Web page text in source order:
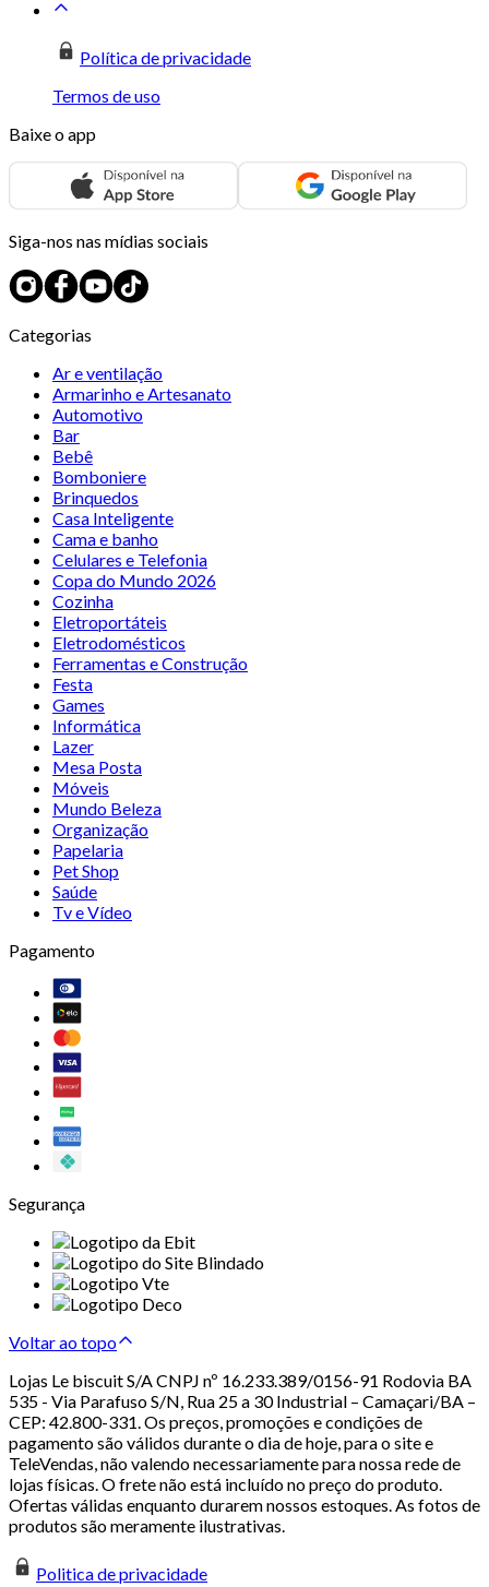
Política de privacidade
Termos de uso
Baixe o app
Siga-nos nas mídias sociais
Categorias
Ar e ventilação
Armarinho e Artesanato
Automotivo
Bar
Bebê
Bomboniere
Brinquedos
Casa Inteligente
Cama e banho
Celulares e Telefonia
Copa do Mundo 2026
Cozinha
Eletroportáteis
Eletrodomésticos
Ferramentas e Construção
Festa
Games
Informática
Lazer
Mesa Posta
Móveis
Mundo Beleza
Organização
Papelaria
Pet Shop
Saúde
Tv e Vídeo
Pagamento
Segurança
Voltar ao topo
Lojas Le biscuit S/A CNPJ nº 16.233.389/0156-91 Rodovia BA
535 - Via Parafuso S/N, Rua 25 a 30 Industrial – Camaçari/BA –
CEP: 42.800-331. Os preços, promoções e condições de
pagamento são válidos durante o dia de hoje, para o site e
TeleVendas, não valendo necessariamente para nossa rede de
lojas físicas. O frete não está incluído no preço do produto.
Ofertas válidas enquanto durarem nossos estoques. As fotos de
produtos são meramente ilustrativas.
Politica de privacidade